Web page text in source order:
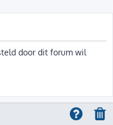
door dit forum wil